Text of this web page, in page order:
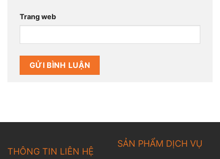
Trang web
THÔNG TIN LIÊN HỆ
SẢN PHẨM DỊCH VỤ